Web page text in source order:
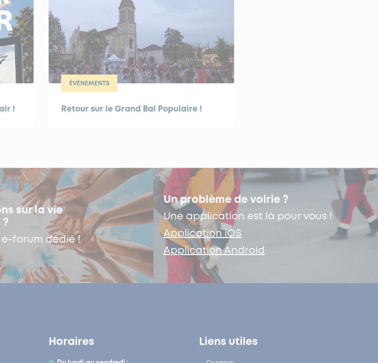
!
ÉVÈNEMENTS
Retour sur le Grand Bal Populaire !
sur la vie
forum dédié !
Un problème de voirie ?
Une application est là pour vous !
Application iOS
Application Android
Horaires Liens utiles